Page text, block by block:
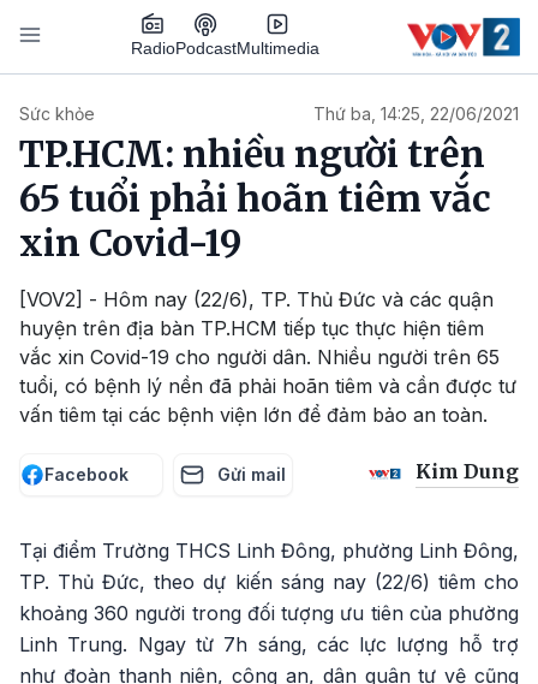
Nhảy đến nội dung
RadioPodcastMultimedia
Sức khỏe Thứ ba, 14:25, 22/06/2021
TP.HCM: nhiều người trên
65 tuổi phải hoãn tiêm vắc
xin Covid-19
[VOV2] - Hôm nay (22/6), TP. Thủ Đức và các quận
huyện trên địa bàn TP.HCM tiếp tục thực hiện tiêm
vắc xin Covid-19 cho người dân. Nhiều người trên 65
tuổi, có bệnh lý nền đã phải hoãn tiêm và cần được tư
vấn tiêm tại các bệnh viện lớn để đảm bảo an toàn.
Facebook Gửi mail Kim Dung
Tại điểm Trường THCS Linh Đông, phường Linh Đông,
TP. Thủ Đức, theo dự kiến sáng nay (22/6) tiêm cho
khoảng 360 người trong đối tượng ưu tiên của phường
Linh Trung. Ngay từ 7h sáng, các lực lượng hỗ trợ
như đoàn thanh niên, công an, dân quân tự vệ cũng